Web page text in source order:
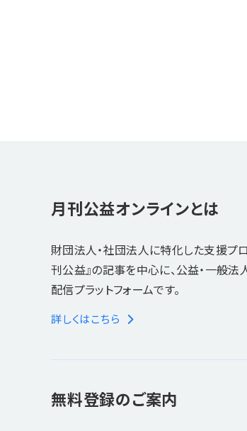
月刊公益オンラインとは
財団法人・社団法人に特化した支援プ
刊公益』の記事を中心に、公益・一般
配信プラットフォームです。
詳しくはこちら
無料登録のご案内